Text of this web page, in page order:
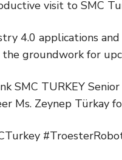
visit to SMC
4.0 applications
groundwork for
SMC TURKEY
Ms. Zeynep Türkay